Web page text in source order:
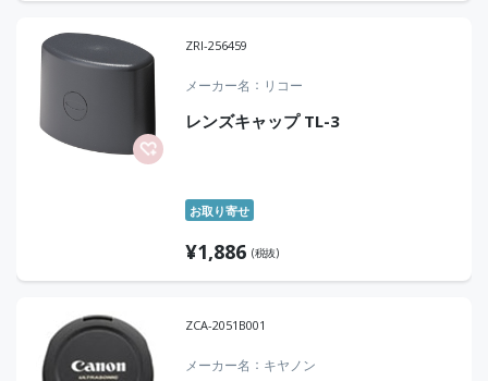
ZRI-256459
メーカー名 リコー
レンズキャップ TL-3
お取り寄せ
¥1,886 (税抜)
ZCA-2051B001
メーカー名 キヤノン